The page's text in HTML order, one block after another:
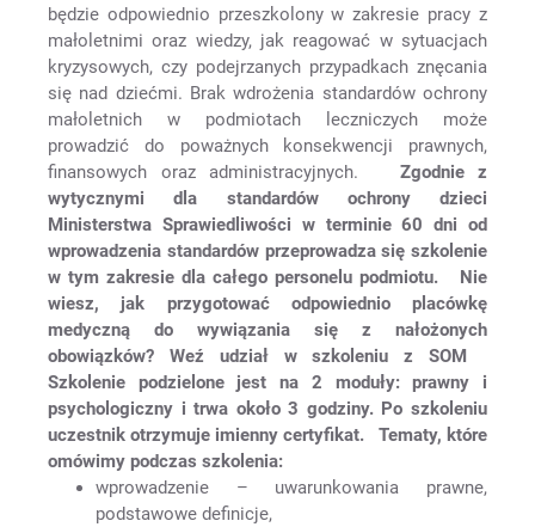
będzie odpowiednio przeszkolony w zakresie pracy z
małoletnimi oraz wiedzy, jak reagować w sytuacjach
kryzysowych, czy podejrzanych przypadkach znęcania
się nad dziećmi. Brak wdrożenia standardów ochrony
małoletnich w podmiotach leczniczych może
prowadzić do poważnych konsekwencji prawnych,
finansowych oraz administracyjnych. Zgodnie z
wytycznymi dla standardów ochrony dzieci
Ministerstwa Sprawiedliwości w terminie 60 dni od
wprowadzenia standardów przeprowadza się szkolenie
w tym zakresie dla całego personelu podmiotu.
Nie
wiesz, jak przygotować odpowiednio placówkę
medyczną do wywiązania się z nałożonych
obowiązków? Weź udział w szkoleniu z SOM
Szkolenie podzielone jest na 2 moduły: prawny i
psychologiczny i trwa około 3 godziny. Po szkoleniu
uczestnik otrzymuje imienny certyfikat.
Tematy, które
omówimy podczas szkolenia:
wprowadzenie – uwarunkowania prawne,
podstawowe definicje,
Wybierzkategorię